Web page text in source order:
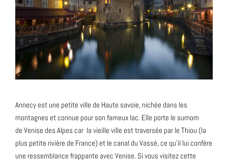
Annecy est une petite ville de Haute savoie, nichée dans les
montagnes et connue pour son fameux lac. Elle porte le surnom
de Venise des Alpes car la vieille ville est traversée par le Thiou (la
plus petite rivière de France) et le canal du Vassé, ce qu’il lui confère
une ressemblance frappante avec Venise. Si vous visitez cette